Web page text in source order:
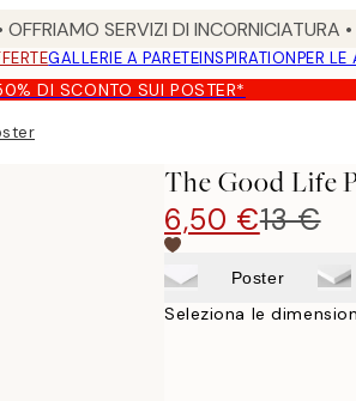
SERVIZI DI
GALLERIE A PARETEINSPIRATIONPER LE
DI SCONTO SUI POSTER*
The Good Life
6,50 €13 €
Poster
Seleziona le